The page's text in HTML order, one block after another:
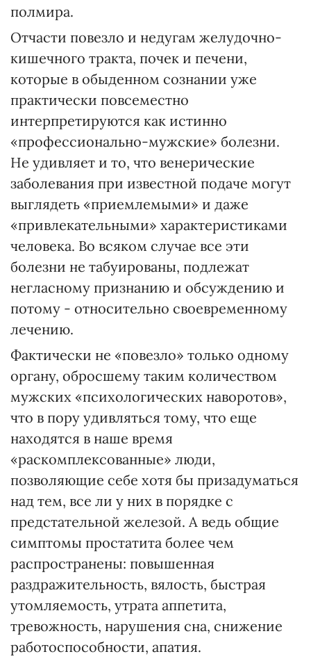
полмира.
Отчасти повезло и недугам желудочно-
кишечного тракта, почек и печени,
которые в обыденном сознании уже
практически повсеместно
интерпретируются как истинно
«профессионально-мужские» болезни.
Не удивляет и то, что венерические
заболевания при известной подаче могут
выглядеть «приемлемыми» и даже
«привлекательными» характеристиками
человека. Во всяком случае все эти
болезни не табуированы, подлежат
негласному признанию и обсуждению и
потому - относительно своевременному
лечению.
Фактически не «повезло» только одному
органу, обросшему таким количеством
мужских «психологических наворотов»,
что в пору удивляться тому, что еще
находятся в наше время
«раскомплексованные» люди,
позволяющие себе хотя бы призадуматься
над тем, все ли у них в порядке с
предстательной железой. А ведь общие
симптомы простатита более чем
распространены: повышенная
раздражительность, вялость, быстрая
утомляемость, утрата аппетита,
тревожность, нарушения сна, снижение
работоспособности, апатия.